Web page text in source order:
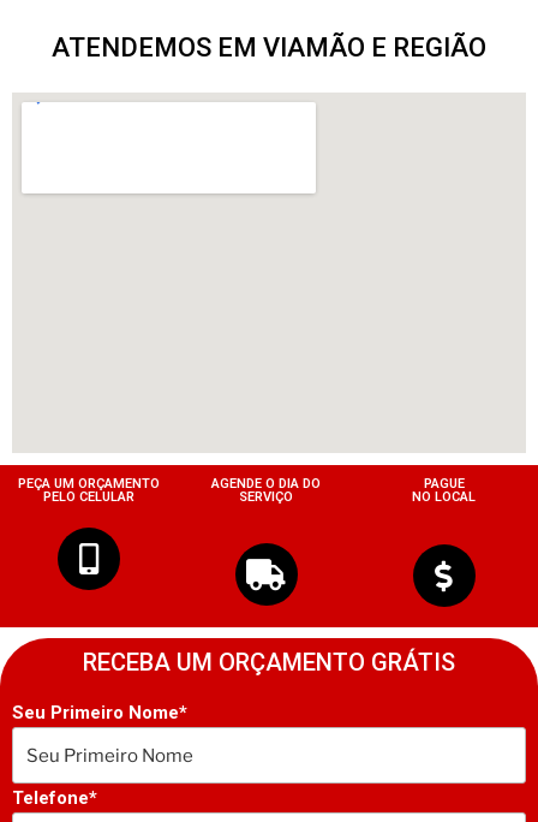
ATENDEMOS EM VIAMÃO E REGIÃO
PEÇA UM ORÇAMENTO
PELO CELULAR
AGENDE O DIA DO
SERVIÇO
PAGUE
NO LOCAL
RECEBA UM ORÇAMENTO GRÁTIS
Seu Primeiro Nome*
Telefone*